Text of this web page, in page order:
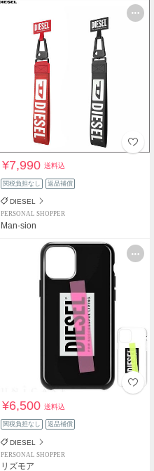
¥7,990送料込
関税負担なし 返品補償
DIESEL
PERSONAL SHOPPER
Man-sion
¥6,500送料込
関税負担なし 返品補償
DIESEL
PERSONAL SHOPPER
リズモア